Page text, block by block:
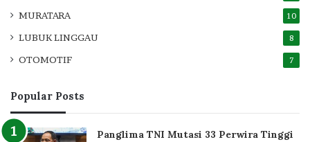
MURATARA 10
LUBUK LINGGAU 8
OTOMOTIF 7
Popular Posts
Panglima TNI Mutasi 33 Perwira Tinggi